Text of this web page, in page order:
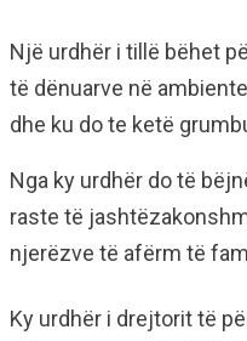
Një urdhër i tillë bëhet
të dënuarve në
dhe ku do te ketë
Nga ky urdhër do të
raste të
njerëzve të afërm të
Ky urdhër i drejtorit të